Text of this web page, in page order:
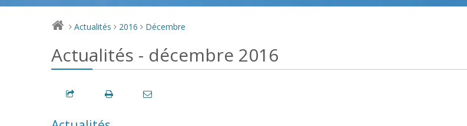
> Actualités > 2016 > Décembre
Actualités - décembre 2016